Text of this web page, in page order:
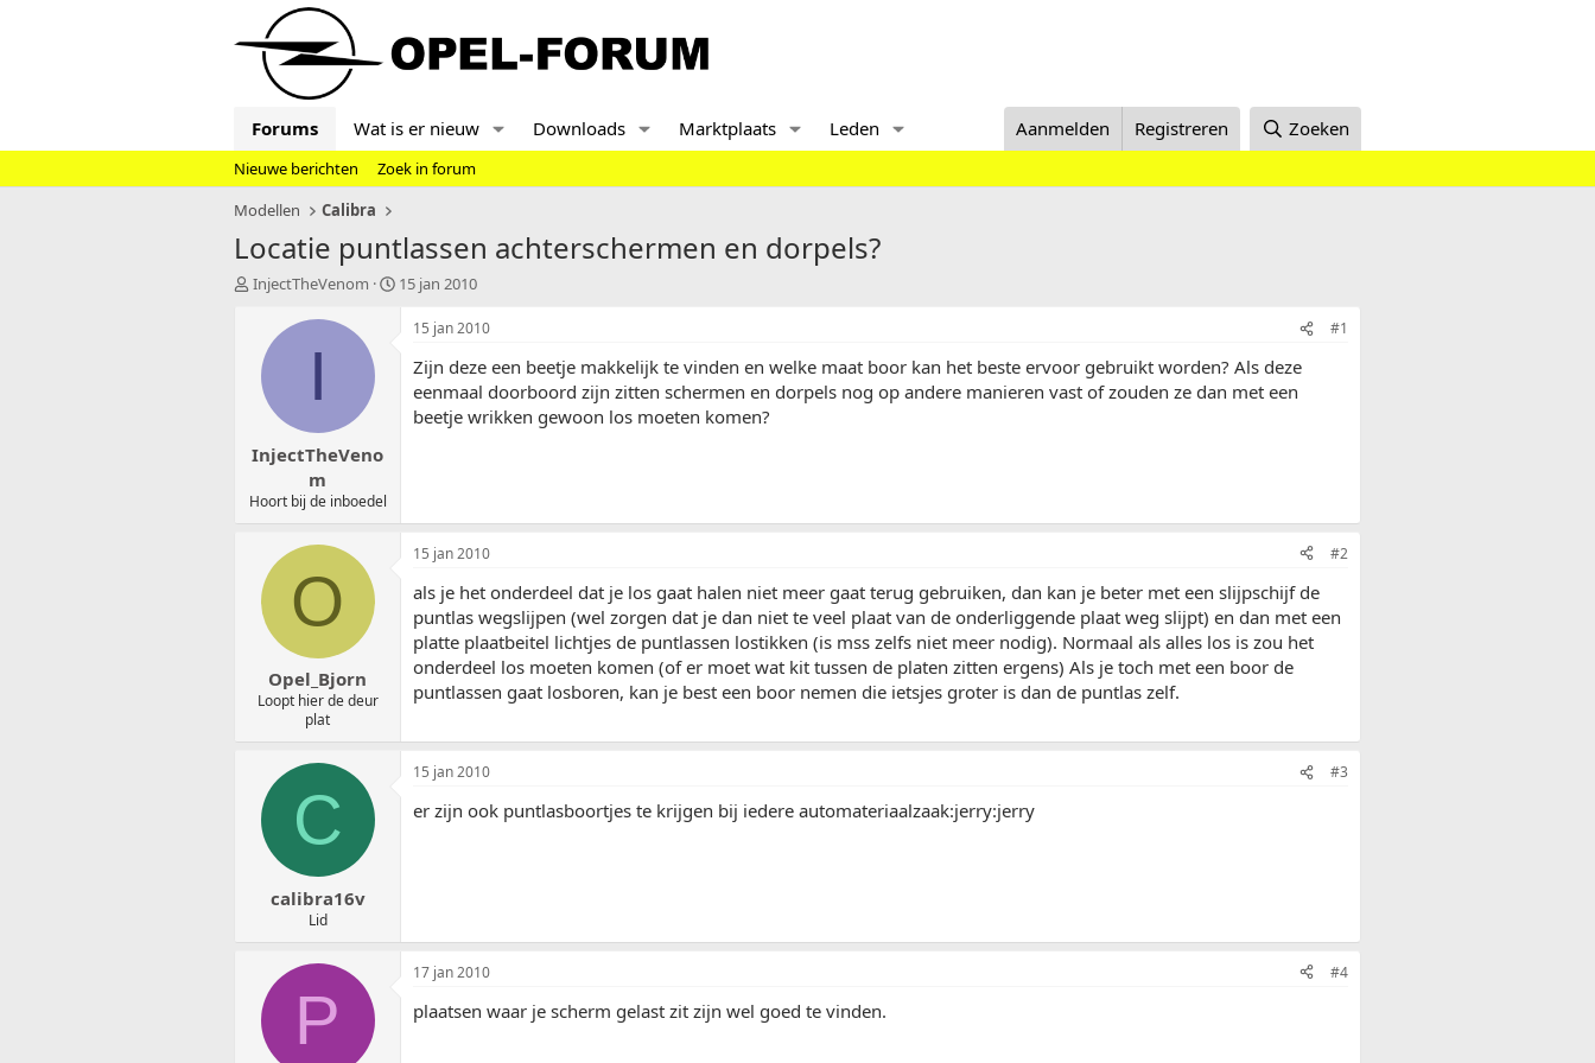
Forums Wat is er nieuw Downloads Marktplaats Leden Aanmelden Registreren Zoeken
Nieuwe berichten
Zoek in forum
Modellen
Calibra
Locatie puntlassen achterschermen en dorpels?
T
r
e
InjectTheVenom
S15 jan 2010
I
InjectTheVeno
m
Hoort bij de inboedel
15 jan 2010 #1
Zijn deze een beetje makkelijk te vinden en welke maat boor kan het beste ervoor gebruikt worden? Als deze
eenmaal doorboord zijn zitten schermen en dorpels nog op andere manieren vast of zouden ze dan met een
beetje wrikken gewoon los moeten komen?
O
Opel_Bjorn
Loopt hier de deur
plat
15 jan 2010 #2
als je het onderdeel dat je los gaat halen niet meer gaat terug gebruiken, dan kan je beter met een slijpschijf de
puntlas wegslijpen (wel zorgen dat je dan niet te veel plaat van de onderliggende plaat weg slijpt) en dan met een
platte plaatbeitel lichtjes de puntlassen lostikken (is mss zelfs niet meer nodig). Normaal als alles los is zou het
onderdeel los moeten komen (of er moet wat kit tussen de platen zitten ergens) Als je toch met een boor de
puntlassen gaat losboren, kan je best een boor nemen die ietsjes groter is dan de puntlas zelf.
C
calibra16v
Lid
15 jan 2010 #3
er zijn ook puntlasboortjes te krijgen bij iedere automateriaalzaak:jerry:jerry
P
17 jan 2010 #4
plaatsen waar je scherm gelast zit zijn wel goed te vinden.